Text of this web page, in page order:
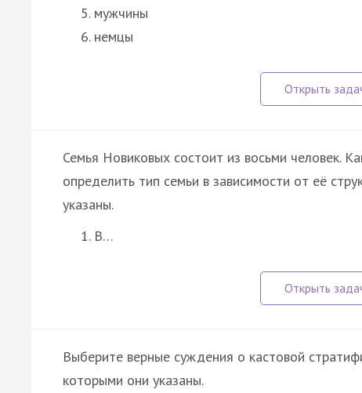
мужчины
немцы
Семья Новиковых состоит из восьми человек.
определить тип семьи в зависимости от её
указаны.
В…
Выберите верные суждения о кастовой
которыми они указаны.